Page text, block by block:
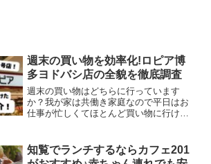
週末の買い物を効率化!ロピア博
多ヨドバシ店の全貌を徹底調査
週末の買い物はどちらに行っています
か？我が家は共働き家庭なので平日はお
仕事が忙しくてほとんど買い物に行け
えたいな1週間分の食材をまとめ買いして
おきたいこんな家族の意見も...
知覧でランチするならカフェ201